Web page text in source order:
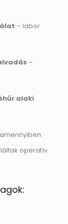
– labor
–
alaki
amennyiben
operatív